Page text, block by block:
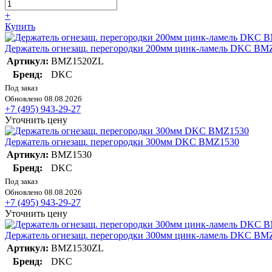
+
Купить
Держатель огнезащ. перегородки 200мм цинк-ламель DKC
Артикул: BMZ1520ZL
Бренд:
DKC
Под заказ
Обновлено 08.08.2026
+7 (495) 943-29-27
Уточнить цену
Держатель огнезащ. перегородки 300мм DKC BMZ1530
Артикул: BMZ1530
Бренд:
DKC
Под заказ
Обновлено 08.08.2026
+7 (495) 943-29-27
Уточнить цену
Держатель огнезащ. перегородки 300мм цинк-ламель DKC
Артикул: BMZ1530ZL
Бренд:
DKC